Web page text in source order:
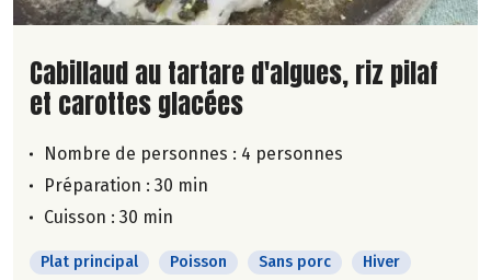
Lire la suite de la recette
Cabillaud au tartare d'algues, riz pilaf
et carottes glacées
Nombre de personnes : 4 personnes
Préparation : 30 min
Cuisson : 30 min
Plat principal Poisson Sans porc Hiver